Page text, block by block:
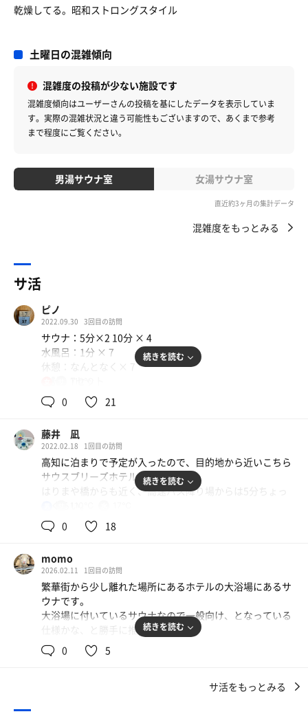
乾燥してる。昭和ストロングスタイル
土曜日の混雑傾向
混雑度の投稿が少ない施設です
混雑度傾向はユーザーさんの投稿を基にしたデータを表示していま
す。 実際の混雑状況と違う可能性もございますので、あくまで参考
まで程度にご覧ください。
男湯サウナ室 女湯サウナ室
直近約3ヶ月の集計データ
混雑度をもっとみる
サ活
ピノ
2022.09.30 3回目の訪問
サウナ：5分×2 10分 × 4
水風呂：1分 × 7
休憩：なんとなく× 7
仕事終わりのサ活。
一週間頑張ったー。
県民割も来週で終わりなので
サ室の10分標記の砂時計でカウントしたけど
汗が出ない…
温度も109度を指してるけど、
コタツのように暖気が当たってるところだけが熱せられ
る。
こんな感じだったかなー？と思いながら
2セット軽く流して
ひっくり返して10分なのか！と理解する。
続きを読む
0 21
藤井 凪
2022.02.18 1回目の訪問
高知に泊まりで予定が入ったので、目的地から近いこちら
サウスブリーズホテルへ宿泊。
はりまや橋からも近く、高速バス降り場からは5分ちょっ
朝食バイキング付きで5000円以内でした。
サウナは詰めたら8人ぐらいでしたが、ほぼ貸切でゆっく
りサ活できました。
大きめの遠赤ストーブで、ドアの上の温度計は110度を指
してますが、奥行広めの一段しかないのでそこまで体感は
熱くなくて、いわゆるカラカラ系なのでじっくり汗をかけ
ました。
続きを読む
0 18
momo
2026.02.11 1回目の訪問
繁華街から少し離れた場所にあるホテルの大浴場にあるサ
ウナです。
大浴場に付いているサウナなので一般向け、となっている
仕様かな、と勝手に推測。
サウナ室の温度計は110度となっておりますが
そんなアチチなわけはなく、10分の砂時計が終わっても汗
10分砂時計2ターン目にして汗じんわり。
続きを読む
0 5
サ活をもっとみる